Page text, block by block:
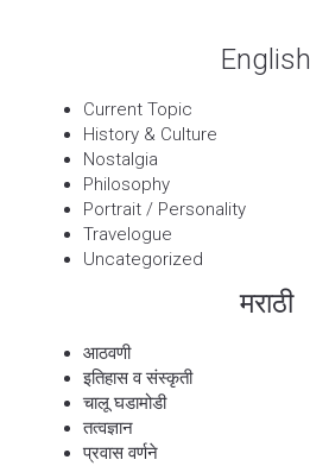
English
Current Topic
History & Culture
Nostalgia
Philosophy
Portrait / Personality
Travelogue
Uncategorized
मराठी
आठवणी
इतिहास व संस्कृती
चालू घडामोडी
तत्वज्ञान
प्रवास वर्णने